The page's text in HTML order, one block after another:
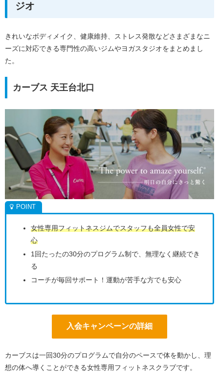
ジオ
きれいなボディメイク、健康維持、ストレス発散などさまざまなニ
ーズに対応できる専門性の高いジムやヨガスタジオをまとめまし
た。
カーブス 天王台北口
女性専用フィットネスジムでスタッフも全員女性で安
心
1回たったの30分のプログラム制で、無理なく継続でき
る
コーチが毎回サポート！運動が苦手な方でも安心
入会キャンペーンの詳細
カーブスは一回30分のプログラムで自分のペースで体を動かし、理
想の体へ導くことができる女性専用フィットネスクラブです。